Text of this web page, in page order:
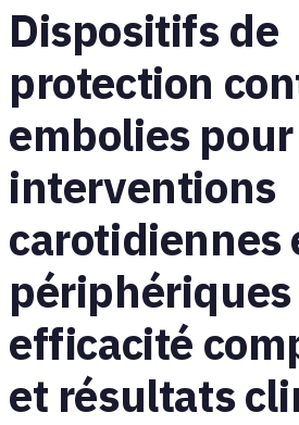
Dispositifs de
protection
embolies
interventions
carotidiennes
périphériques
efficacité
et résultats